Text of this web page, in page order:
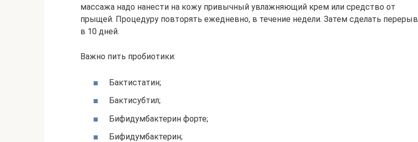
массажа надо нанести на кожу привычный увлажняющий крем или средство от
прыщей. Процедуру повторять ежедневно, в течение недели. Затем сделать перерыв
в 10 дней.
Важно пить пробиотики:
Бактистатин;
Бактисубтил;
Бифидумбактерин форте;
Бифидумбактерин;